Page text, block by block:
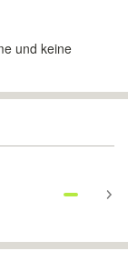
und keine